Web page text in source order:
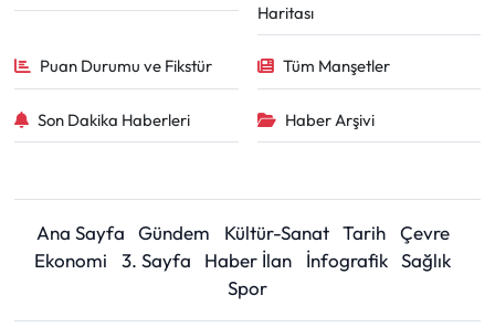
Haritası
Puan Durumu ve Fikstür Tüm Manşetler
Son Dakika Haberleri Haber Arşivi
Ana Sayfa Gündem Kültür-Sanat Tarih
Çevre
Ekonomi
3. Sayfa Haber İlan İnfografik Sağlık
Spor